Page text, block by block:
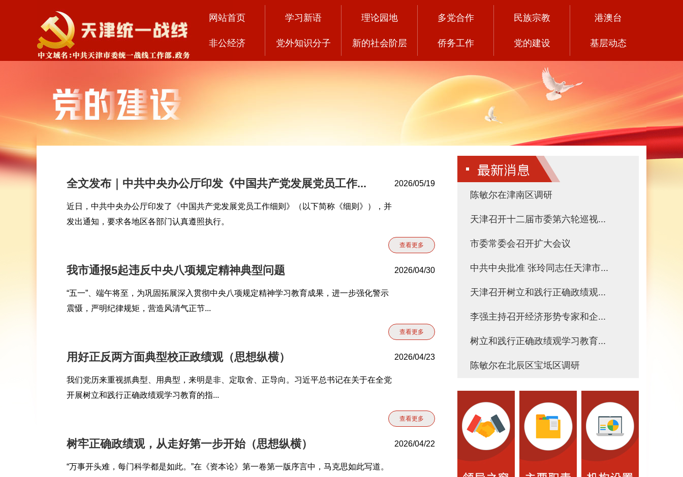
网站首页
非公经济
学习新语
党外知识分子
理论园地
新的社会阶层
多党合作
侨务工作
民族宗教
党的建设
港澳台
基层动态
全文发布｜中共中央办公厅印发《中国共产党发展党员工作... 2026/05/19
近日，中共中央办公厅印发了《中国共产党发展党员工作细则》（以下简称《细则》），并
发出通知，要求各地区各部门认真遵照执行。
查看更多
我市通报5起违反中央八项规定精神典型问题 2026/04/30
“五一”、端午将至，为巩固拓展深入贯彻中央八项规定精神学习教育成果，进一步强化警示
震慑，严明纪律规矩，营造风清气正节...
查看更多
用好正反两方面典型校正政绩观（思想纵横） 2026/04/23
我们党历来重视抓典型、用典型，来明是非、定取舍、正导向。习近平总书记在关于在全党
开展树立和践行正确政绩观学习教育的指...
查看更多
树牢正确政绩观，从走好第一步开始（思想纵横） 2026/04/22
“万事开头难，每门科学都是如此。”在《资本论》第一卷第一版序言中，马克思如此写道。
陈敏尔在津南区调研
天津召开十二届市委第六轮巡视...
市委常委会召开扩大会议
中共中央批准 张玲同志任天津市...
天津召开树立和践行正确政绩观...
李强主持召开经济形势专家和企...
树立和践行正确政绩观学习教育...
陈敏尔在北辰区宝坻区调研